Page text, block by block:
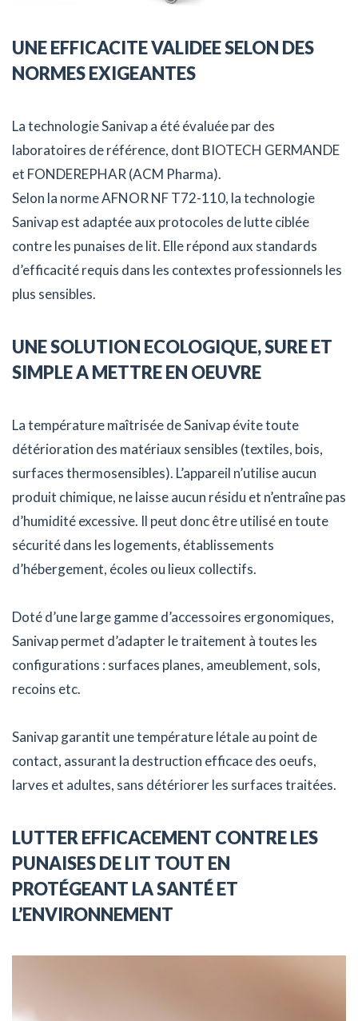
UNE EFFICACITE VALIDEE SELON DES
NORMES EXIGEANTES
La technologie Sanivap a été évaluée par des
laboratoires de référence, dont BIOTECH GERMANDE
et FONDEREPHAR (ACM Pharma).
Selon la norme AFNOR NF T72-110, la technologie
Sanivap est adaptée aux protocoles de lutte ciblée
contre les punaises de lit. Elle répond aux standards
d’efficacité requis dans les contextes professionnels les
plus sensibles.
UNE SOLUTION ECOLOGIQUE, SURE ET
SIMPLE A METTRE EN OEUVRE
La température maîtrisée de Sanivap évite toute
détérioration des matériaux sensibles (textiles, bois,
surfaces thermosensibles). L’appareil n’utilise aucun
produit chimique, ne laisse aucun résidu et n’entraîne pas
d’humidité excessive. Il peut donc être utilisé en toute
sécurité dans les logements, établissements
d’hébergement, écoles ou lieux collectifs.
Doté d’une large gamme d’accessoires ergonomiques,
Sanivap permet d’adapter le traitement à toutes les
configurations : surfaces planes, ameublement, sols,
recoins etc.
Sanivap garantit une température létale au point de
contact, assurant la destruction efficace des oeufs,
larves et adultes, sans détériorer les surfaces traitées.
LUTTER EFFICACEMENT CONTRE LES
PUNAISES DE LIT TOUT EN
PROTÉGEANT LA SANTÉ ET
L’ENVIRONNEMENT